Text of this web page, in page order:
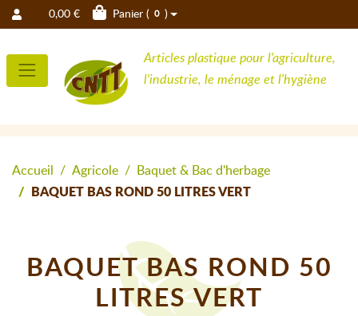
0,00 € Panier ( 0 )
Articles plastique pour l'agriculture,
l'industrie, le ménage et l'hygiène
Accueil Agricole
Baquet & Bac d'herbage
BAQUET BAS ROND 50 LITRES VERT
BAQUET BAS ROND 50
LITRES VERT